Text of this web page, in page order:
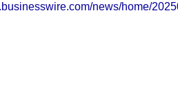
news/home/